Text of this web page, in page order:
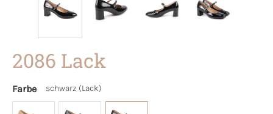
2086 Lack
Farbe schwarz (Lack)